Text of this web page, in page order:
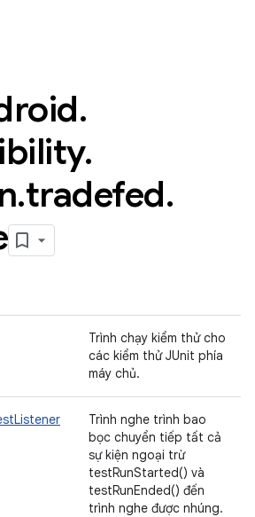
.
.
.tradefed.
Trình chạy kiểm thử cho
các kiểm thử JUnit phía
máy chủ.
Trình nghe trình bao
bọc chuyển tiếp tất cả
sự kiện ngoại trừ
testRunStarted() và
testRunEnded() đến
trình nghe được nhúng.